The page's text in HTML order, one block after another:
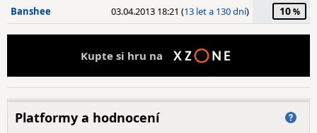
Banshee 03.04.2013 18:21 (13 let a 130 dní) 10
Kupte si hru na
Platformy a hodnocení